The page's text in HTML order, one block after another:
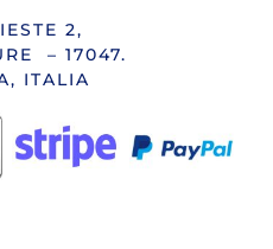
2,
– 17047.
ITALIA